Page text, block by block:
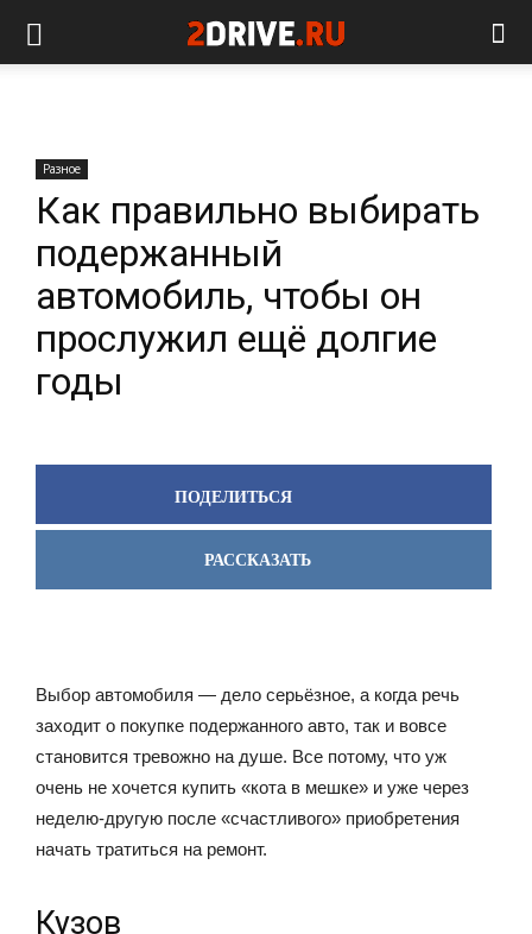
Разное
Как правильно выбирать
подержанный
автомобиль, чтобы он
прослужил ещё долгие
годы
ПОДЕЛИТЬСЯ
РАССКАЗАТЬ
Выбор автомобиля — дело серьёзное, а когда речь
заходит о покупке подержанного авто, так и вовсе
становится тревожно на душе. Все потому, что уж
очень не хочется купить «кота в мешке» и уже через
неделю-другую после «счастливого» приобретения
начать тратиться на ремонт.
Кузов